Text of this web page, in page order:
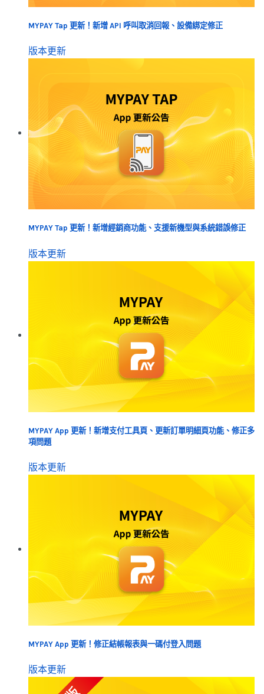
MYPAY Tap 更新！新增 API 呼叫取消回報、設備綁定修正
版本更新
MYPAY Tap 更新！新增經銷商功能、支援新機型與系統錯誤修正
版本更新
MYPAY App 更新！新增支付工具頁、更新訂單明細頁功能、修正多
項問題
版本更新
MYPAY App 更新！修正結帳報表與一碼付登入問題
版本更新